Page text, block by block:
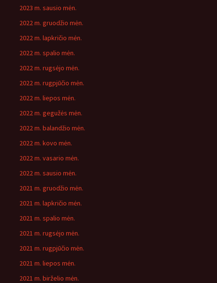
2023 m. sausio mėn.
2022 m. gruodžio mėn.
2022 m. lapkričio mėn.
2022 m. spalio mėn.
2022 m. rugsėjo mėn.
2022 m. rugpjūčio mėn.
2022 m. liepos mėn.
2022 m. gegužės mėn.
2022 m. balandžio mėn.
2022 m. kovo mėn.
2022 m. vasario mėn.
2022 m. sausio mėn.
2021 m. gruodžio mėn.
2021 m. lapkričio mėn.
2021 m. spalio mėn.
2021 m. rugsėjo mėn.
2021 m. rugpjūčio mėn.
2021 m. liepos mėn.
2021 m. birželio mėn.